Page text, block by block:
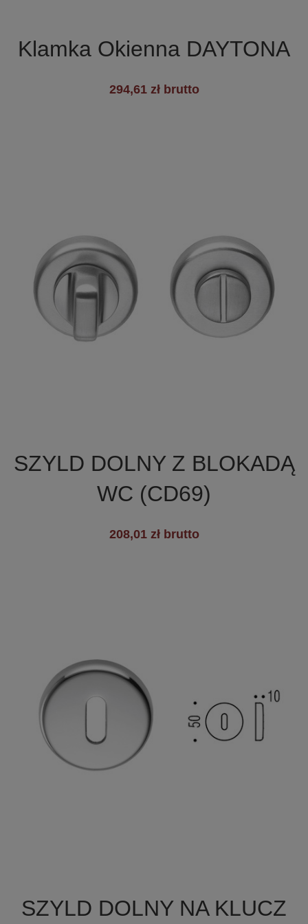

Klamka Okienna DAYTONA
294,61 zł brutto

SZYLD DOLNY Z BLOKADĄ
WC (CD69)
208,01 zł brutto

SZYLD DOLNY NA KLUCZ